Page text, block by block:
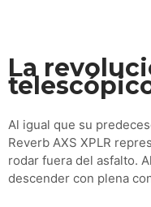
La
Al igual que su
Reverb AXS XPLR
rodar fuera del asfalto.
descender con plena